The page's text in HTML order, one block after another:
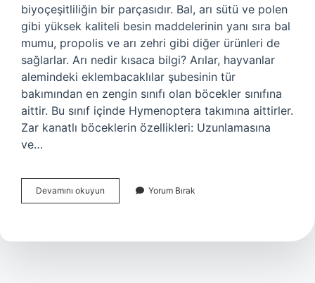
biyoçeşitliliğin bir parçasıdır. Bal, arı sütü ve polen
gibi yüksek kaliteli besin maddelerinin yanı sıra bal
mumu, propolis ve arı zehri gibi diğer ürünleri de
sağlarlar. Arı nedir kısaca bilgi? Arılar, hayvanlar
alemindeki eklembacaklılar şubesinin tür
bakımından en zengin sınıfı olan böcekler sınıfına
aittir. Bu sınıf içinde Hymenoptera takımına aittirler.
Zar kanatlı böceklerin özellikleri: Uzunlamasına
ve…
Devamını okuyun
Sınıf
Için
Yorum Bırak